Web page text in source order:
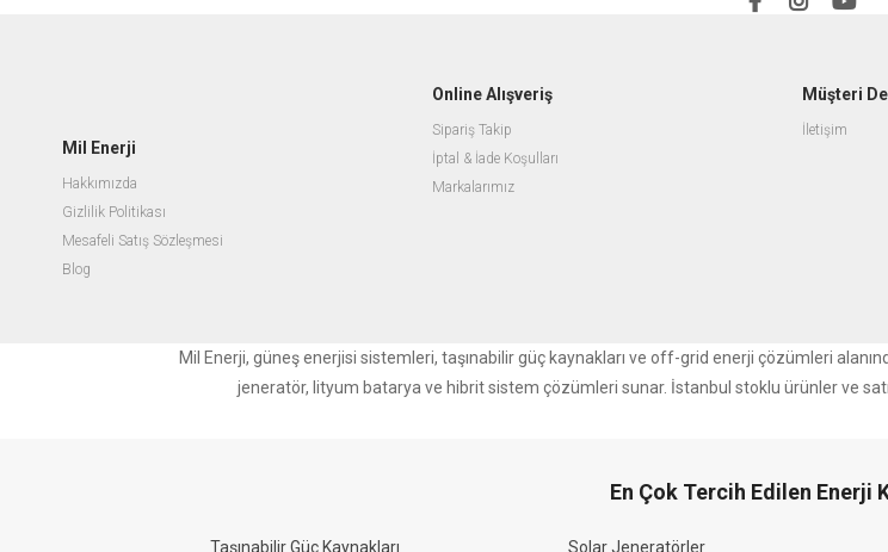
Mil Enerji
Hakkımızda
Gizlilik Politikası
Mesafeli Satış Sözleşmesi
Blog
Online Alışveriş
Sipariş Takip
İptal & İade Koşulları
Markalarımız
Müşteri
İletişim
Mil Enerji, güneş enerjisi sistemleri, taşınabilir güç kaynakları ve off-grid enerji çözümleri
jeneratör, lityum batarya ve hibrit sistem çözümleri sunar. İstanbul stoklu ürünler ve
En Çok Tercih Edilen Enerji
Taşınabilir Güç Kaynakları Solar Jeneratörler